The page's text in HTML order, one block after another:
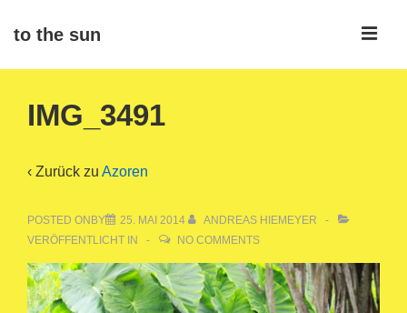
Zumto the sun
Navigation
IMG_3491
‹ Zurück zu Azoren
POSTED ONBY 25. MAI 2014
ANDREAS HIEMEYER
VERÖFFENTLICHT IN
NO COMMENTS